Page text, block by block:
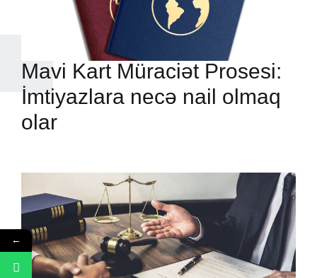
Mavi Kart Müraciət Prosesi:
İmtiyazlara necə nail olmaq
olar
←